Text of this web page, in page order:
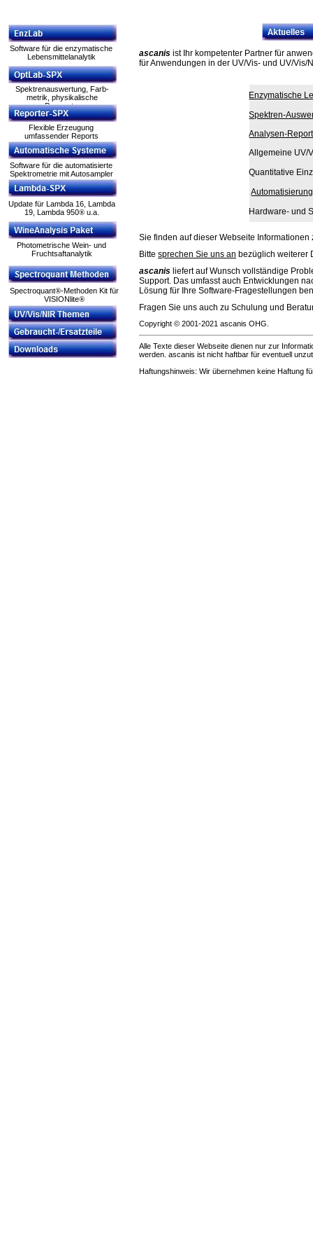
ascanis ist Ihr kompetenter Partner für
für Anwendungen in der UV/Vis- und UV/Vis/
Enzymatische
Spektren-
Analysen-
Allgemeine UV/
Quantitative
Automatisierung
Hardware- und
Sie finden auf dieser Webseite
Bitte sprechen Sie uns an bezüglich weiterer
ascanis liefert auf Wunsch vollständige
Support. Das umfasst auch Entwicklungen
Lösung für Ihre Software-Fragestellungen
Fragen Sie uns auch zu Schulung und
Copyright © 2001-2021 ascanis
Alle Texte dieser Webseite dienen nur zur
werden. ascanis ist nicht haftbar für eventuell
Haftungshinweis: Wir übernehmen keine Haftung
Spektrenauswertung, Farb-
metrik, physikalische
Parameter
Spectroquant®-Methoden Kit für
VISIONlite®
Flexible Erzeugung
umfassender Reports
Software für die automatisierte
Spektrometrie mit Autosampler
Update für Lambda 16, Lambda
19, Lambda 950® u.a.
Software für die enzymatische
Lebensmittelanalytik
Photometrische Wein- und
Fruchtsaftanalytik